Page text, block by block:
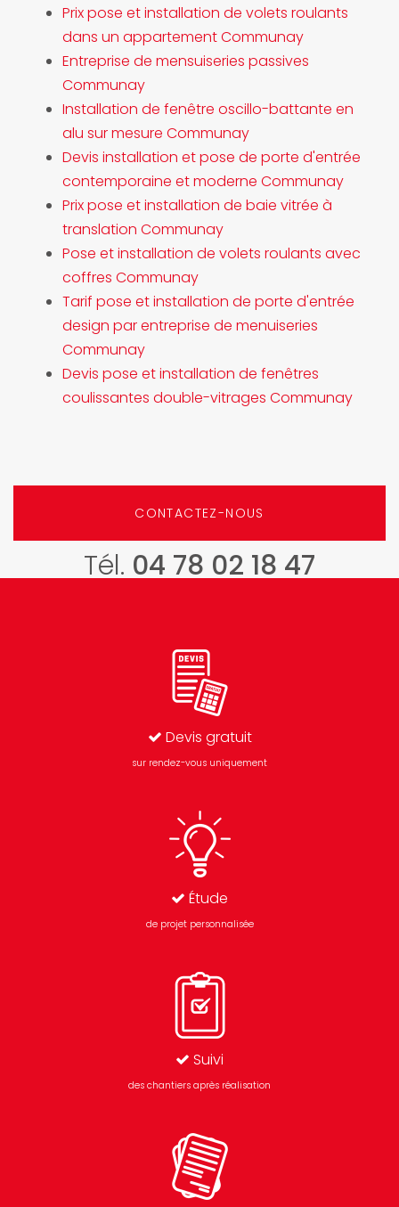
Prix pose et installation de volets roulants
dans un appartement Communay
Entreprise de mensuiseries passives
Communay
Installation de fenêtre oscillo-battante en
alu sur mesure Communay
Devis installation et pose de porte d'entrée
contemporaine et moderne Communay
Prix pose et installation de baie vitrée à
translation Communay
Pose et installation de volets roulants avec
coffres Communay
Tarif pose et installation de porte d'entrée
design par entreprise de menuiseries
Communay
Devis pose et installation de fenêtres
coulissantes double-vitrages Communay
CONTACTEZ-NOUS
Tél. 04 78 02 18 47
Devis gratuit
sur rendez-vous uniquement
Étude
de projet personnalisée
Suivi
des chantiers après réalisation